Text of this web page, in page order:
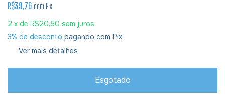
R$39,76 com Pix
2 x de R$20,50 sem juros
3% de desconto pagando com Pix
Ver mais detalhes